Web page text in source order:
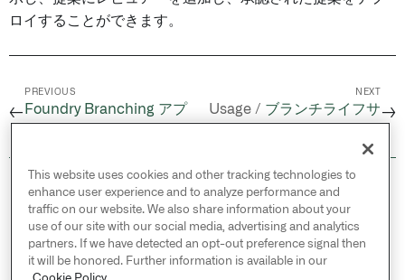
ロイすることができます。
←
PREVIOUS
Foundry Branching アプ
NEXT
Usage / ブランチライフサ→
© 2026 Palantir Technologies Inc. All rights
reserved.
Cookies Statement ↗
Privacy Statement ↗
This website uses cookies and other tracking technologies to
enhance user experience and to analyze performance and
traffic on our website. We also share information about your
use of our site with our social media, advertising and analytics
partners. If we have detected an opt-out preference signal then
it will be honored. Further information is available in our